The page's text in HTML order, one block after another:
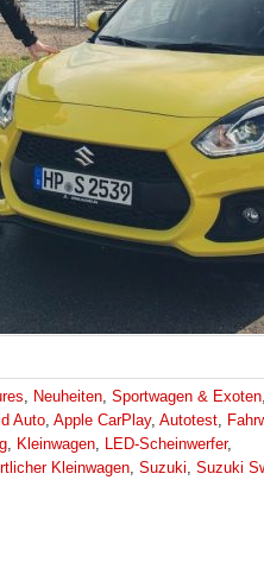
, Neuheiten, Sportwagen & Exoten,
Auto, Apple CarPlay, Autotest,
, Kleinwagen, LED-Scheinwerfer,
Kleinwagen, Suzuki, Suzuki